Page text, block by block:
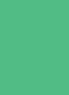
per gebruik met